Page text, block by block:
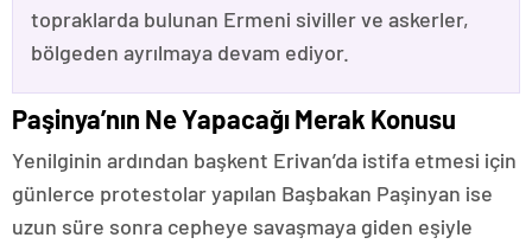
topraklarda bulunan Ermeni siviller ve askerler,
bölgeden ayrılmaya devam ediyor.
Paşinya’nın Ne Yapacağı Merak Konusu
Yenilginin ardından başkent Erivan’da istifa etmesi için
günlerce protestolar yapılan Başbakan Paşinyan ise
uzun süre sonra cepheye savaşmaya giden eşiyle